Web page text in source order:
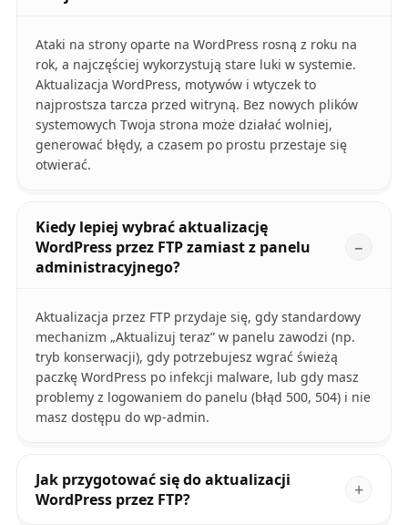
Ataki na strony oparte na WordPress rosną z roku na
rok, a najczęściej wykorzystują stare luki w systemie.
Aktualizacja WordPress, motywów i wtyczek to
najprostsza tarcza przed witryną. Bez nowych plików
systemowych Twoja strona może działać wolniej,
generować błędy, a czasem po prostu przestaje się
otwierać.
Kiedy lepiej wybrać aktualizację
WordPress przez FTP zamiast z panelu
administracyjnego?
Aktualizacja przez FTP przydaje się, gdy standardowy
mechanizm „Aktualizuj teraz” w panelu zawodzi (np.
tryb konserwacji), gdy potrzebujesz wgrać świeżą
paczkę WordPress po infekcji malware, lub gdy masz
problemy z logowaniem do panelu (błąd 500, 504) i nie
masz dostępu do wp-admin.
Jak przygotować się do aktualizacji
WordPress przez FTP?